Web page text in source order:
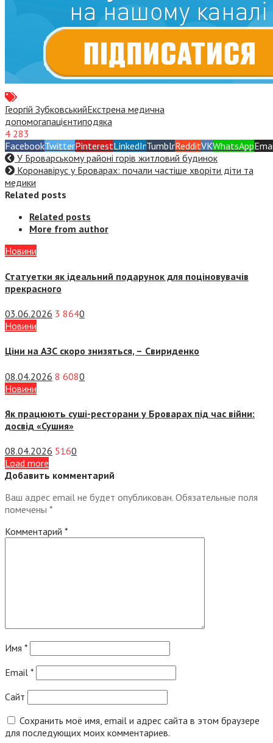
Георгій ЗубковськийЕкстрена медична
допомогапацієнтиподяка
4 283
FacebookTwitterPinterestLinkedInTumblrRedditVKWhatsApp
У Броварському районі горів житловий будинок
Коронавірус у Броварах: почали частіше хворіти діти та
медики
Related posts
Related posts
More from author
Новини
Статуетки як ідеальний подарунок для поціновувачів
прекрасного
03.06.2026 3 8640
Новини
Ціни на АЗС скоро знизяться, – Свириденко
08.04.2026 8 6080
Новини
Як працюють суші-ресторани у Броварах під час війни:
досвід «Сушия»
08.04.2026 5160
Load more
Добавить комментарий
Ваш адрес email не будет опубликован. Обязательные поля
помечены *
Комментарий *
Имя *
Email *
Сайт
Сохранить моё имя, email и адрес сайта в этом браузере
для последующих моих комментариев.